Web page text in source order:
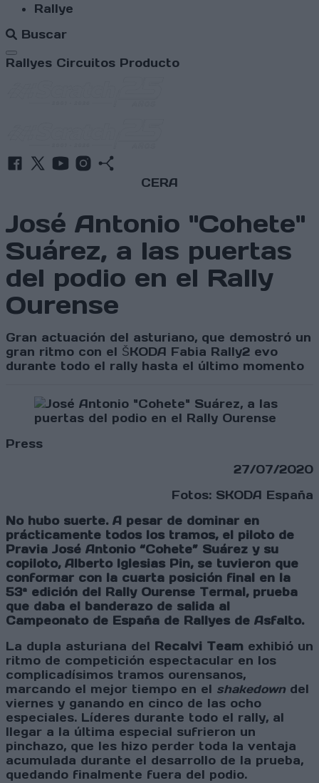
Rallye
Buscar
Abrir menú
Rallyes Circuitos Producto
CERA
José Antonio "Cohete"
Suárez, a las puertas
del podio en el Rally
Ourense
Gran actuación del asturiano, que demostró un
gran ritmo con el ŠKODA Fabia Rally2 evo
durante todo el rally hasta el último momento
Press
27/07/2020
Fotos: SKODA España
No hubo suerte. A pesar de dominar en
prácticamente todos los tramos, el piloto de
Pravia José Antonio “Cohete” Suárez y su
copiloto, Alberto Iglesias Pin,se tuvieron que
conformar con la cuarta posición final en la
53ª edición del Rally Ourense Termal, prueba
que daba el banderazo de salida al
Campeonato de España de Rallyes de Asfalto.
La dupla asturiana del Recalvi Team exhibió un
ritmo de competición espectacular en los
complicadísimos tramos ourensanos,
marcando el mejor tiempo en el shakedown del
viernes y ganando en cinco de las ocho
especiales. Líderes durante todo el rally, al
llegar a la última especial sufrieron un
pinchazo, que les hizo perder toda la ventaja
acumulada durante el desarrollo de la prueba,
quedando finalmente fuera del podio.